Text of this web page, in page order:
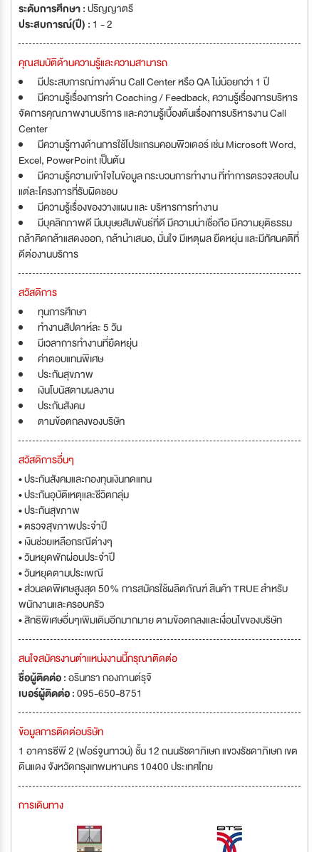
ระดับการศึกษา :ปริญญาตรี
ประสบการณ์(ปี) : 1 - 2
คุณสมบัติด้านความรู้และความสามารถ
มีประสบการณ์ทางด้าน Call Center หรือ QA ไม่น้อยกว่า 1 ปี
มีความรู้เรื่องการทำ Coaching / Feedback, ความรู้เรื่องการบริหาร
จัดการคุณภาพงานบริการ และความรู้เบื้องต้นเรื่องการบริหารงาน Call
Center
มีความรู้ทางด้านการใช้โปรแกรมคอมพิวเดอร์ เช่น Microsoft Word,
Excel, PowerPoint เป็นต้น
มีความรู้ความเข้าใจในข้อมูล กระบวนการทำงาน ที่ทำการตรวจสอบใน
แต่ละโครงการที่รับผิดชอบ
มีความรู้เรื่องของวางแผน และ บริหารการทำงาน
มีบุคลิกภาพดี มีมนุษยสัมพันธ์ที่ดี มีความน่าเชื่อถือ มีความยุติธรรม
กล้าคิดกล้าแสดงออก, กล้านำเสนอ, มั่นใจ มีเหตุผล ยืดหยุ่น และมีทัศนคติที่
ดีต่องานบริการ
สวัสดิการ
ทุนการศึกษา
ทำงานสัปดาห์ละ 5 วัน
มีเวลาการทำงานที่ยืดหยุ่น
ค่าตอบแทนพิเศษ
ประกันสุขภาพ
เงินโบนัสตามผลงาน
ประกันสังคม
ตามข้อตกลงของบริษัท
สวัสดิการอื่นๆ
• ประกันสังคมและกองทุนเงินทดแทน
• ประกันอุบัติเหตุและชีวิตกลุ่ม
• ประกันสุขภาพ
• ตรวจสุขภาพประจำปี
• เงินช่วยเหลือกรณีต่างๆ
• วันหยุดพักผ่อนประจำปี
• วันหยุดตามประเพณี
• ส่วนลดพิเศษสูงสุด 50% การสมัครใช้ผลิตภัณฑ์ สินค้า TRUE สำหรับ
พนักงานและครอบครัว
• สิทธิพิเศษอื่นๆเพิมเติมอีกมากมาย ตามข้อตกลงและเงื่อนไขของบริษัท
สนใจสมัครงานตำแหน่งงานนี้กรุณาติดต่อ
ชื่อผู้ติดต่อ :อรินทรา กองกานต์รุจิ
เบอร์ผู้ติดต่อ :095-650-8751
ข้อมูลการติดต่อบริษัท
1 อาคารซีพี 2 (ฟอร์จูนทาวน์) ชั้น 12 ถนนรัชดาภิเษก แขวงรัชดาภิเษก เขต
ดินแดง จังหวัดกรุงเทพมหานคร 10400 ประเทศไทย
การเดินทาง